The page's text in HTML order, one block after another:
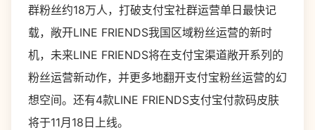
群粉丝约18万人，打破支付宝社群运营单日最快记
载，敞开LINE FRIENDS我国区域粉丝运营的新时
机，未来LINE FRIENDS将在支付宝渠道敞开系列的
粉丝运营新动作，并更多地翻开支付宝粉丝运营的幻
想空间。还有4款LINE FRIENDS支付宝付款码皮肤
将于11月18日上线。